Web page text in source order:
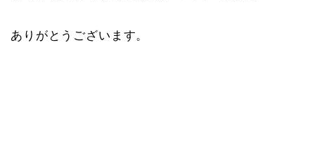
ありがとうございます。